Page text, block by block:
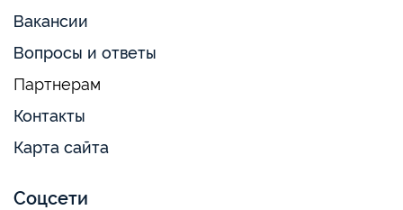
Вакансии
Вопросы и ответы
Партнерам
Контакты
Карта сайта
Соцсети